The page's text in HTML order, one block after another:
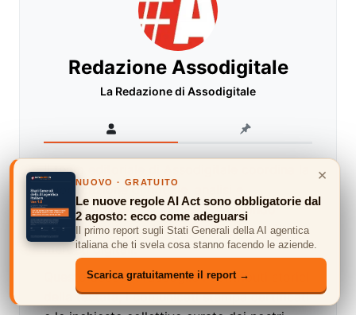
Redazione Assodigitale
La Redazione di Assodigitale
Il team editoriale di Assodigitale coordina la
pubblicazione di notizie, analisi e
approfondimenti quotidiani dal mondo
dell'innovazione, della tecnologia e dei
mercati digitali.
Questo account raccoglie i contributi storici
della testata, i comunicati stampa certificati
×
NUOVO · GRATUITO
Le nuove regole AI Act sono obbligatorie dal
2 agosto: ecco come adeguarsi
Il primo report sugli Stati Generali della AI agentica
italiana che ti svela cosa stanno facendo le aziende.
Scarica gratuitamente il report →